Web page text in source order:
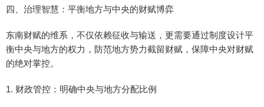
四、治理智慧：平衡地方与中央的财赋博弈
东南财赋的维系，不仅依赖征收与输送，更需要通过制度设计平
衡中央与地方的权力，防范地方势力截留财赋，保障中央对财赋
的绝对掌控。
1. 财政管控：明确中央与地方分配比例